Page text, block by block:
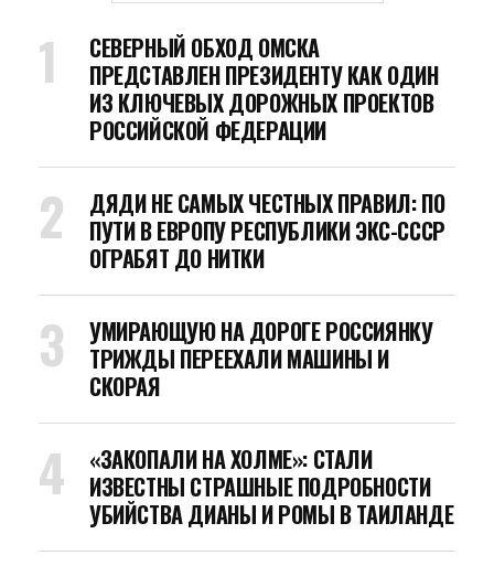
СЕВЕРНЫЙ ОБХОД ОМСКА
ПРЕДСТАВЛЕН ПРЕЗИДЕНТУ КАК ОДИН
ИЗ КЛЮЧЕВЫХ ДОРОЖНЫХ ПРОЕКТОВ
РОССИЙСКОЙ ФЕДЕРАЦИИ
ДЯДИ НЕ САМЫХ ЧЕСТНЫХ ПРАВИЛ: ПО
ПУТИ В ЕВРОПУ РЕСПУБЛИКИ ЭКС-СССР
ОГРАБЯТ ДО НИТКИ
УМИРАЮЩУЮ НА ДОРОГЕ РОССИЯНКУ
ТРИЖДЫ ПЕРЕЕХАЛИ МАШИНЫ И
СКОРАЯ
«ЗАКОПАЛИ НА ХОЛМЕ»: СТАЛИ
ИЗВЕСТНЫ СТРАШНЫЕ ПОДРОБНОСТИ
УБИЙСТВА ДИАНЫ И РОМЫ В ТАИЛАНДЕ